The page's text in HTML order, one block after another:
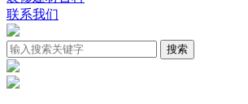
联系我们